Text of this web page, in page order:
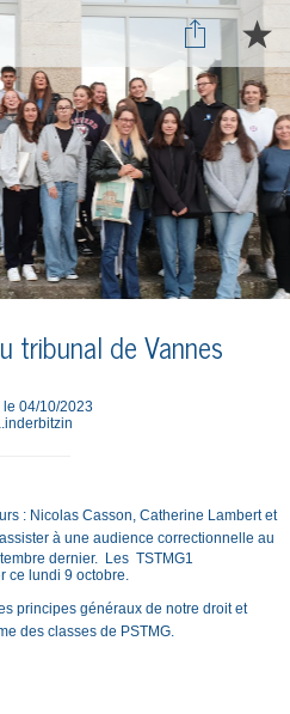
tribunal de Vannes
le 04/10/2023
: Nicolas Casson, Catherine Lambert et
à une audience correctionnelle au
dernier. Les TSTMG1
ce lundi 9 octobre.
principes généraux de notre droit et
des classes de PSTMG.